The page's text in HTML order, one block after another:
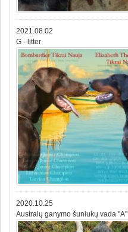
2021.08.02
G - litter
2020.10.25
Australų ganymo šuniukų vada "A"